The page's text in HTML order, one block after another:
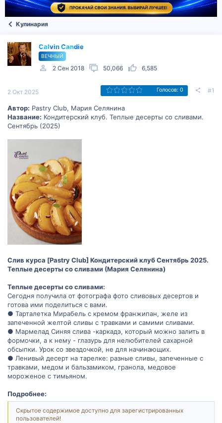
Кулинария
Calvin Candie
ВЕЧНЫЙ
2 Сен 2018 50,066 6,585
2 Окт 2025 Голосов: 0 #1
Автор: Pastry Club, Мария Селянина
Название: Кондитерский клуб. Теплые десерты со сливами.
Сентябрь (2025)
Слив курса [Pastry Club] Кондитерский клуб Сентябрь 2025.
Теплые десерты со сливами (Мария Селянина)
Теплые десерты со сливами:
Сегодня получила от фотографа фото сливовых десертов и
готова ими поделиться с вами.
● Тарталетка Мирабель с кремом франжипан, желе из
запеченной желтой сливы с травками и самими сливами.
● Мармелад Синяя слива -каркадэ, который можно залить в
формочки, а к нему - глазурь для нелюбителей сахарной
обсыпки. Урок со звездочкой, не для начинающих.
● Ленивый десерт на тарелке: разные сливы, запеченные с
травками, медом и бальзамиком, гранола, медовое
мороженое с тимьяном.
Подробнее:
Скрытое содержимое доступно для зарегистрированных
пользователей!